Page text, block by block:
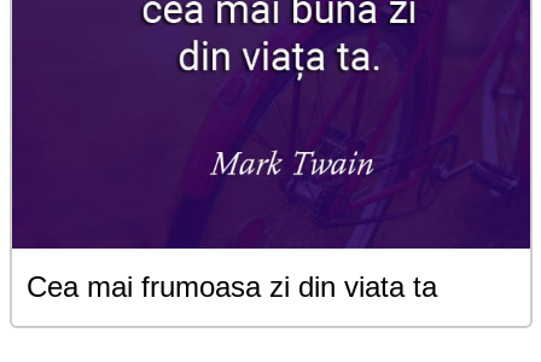
Cea mai frumoasa zi din viata ta